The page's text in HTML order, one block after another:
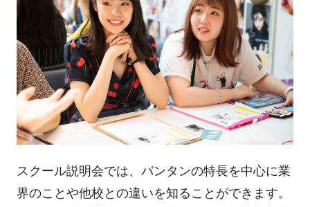
スクール説明会では、バンタンの特長を中心に業
界のことや他校との違いを知ることができます。